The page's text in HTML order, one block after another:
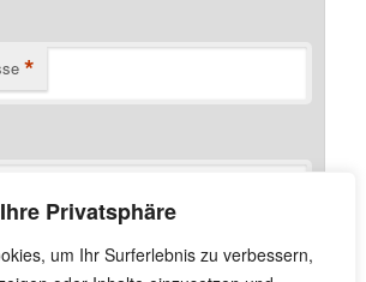
Privatsphäre
um Ihr Surferlebnis zu verbessern,
*
Adresse und Website in diesem Browser